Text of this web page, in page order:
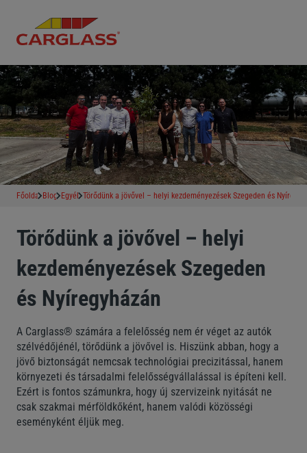
Főoldal Blog Egyéb Törődünk a jövővel – helyi kezdeményezések Szegeden és
Törődünk a jövővel – helyi
kezdeményezések Szegeden
és Nyíregyházán
A Carglass® számára a felelősség nem ér véget az autók
szélvédőjénél, törődünk a jövővel is. Hiszünk abban, hogy a
jövő biztonságát nemcsak technológiai precizitással, hanem
környezeti és társadalmi felelősségvállalással is építeni kell.
Ezért is fontos számunkra, hogy új szervizeink nyitását ne
csak szakmai mérföldkőként, hanem valódi közösségi
eseményként éljük meg.